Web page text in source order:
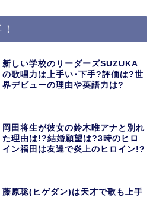
新しい学校のリーダーズSUZUKA
の歌唱力は上手い･下手?評価は?世
界デビューの理由や英語力は?
岡田将生が彼女の鈴木唯アナと別れ
た理由は!?結婚願望は?3時のヒロ
イン福田は友達で炎上のヒロイン!?
藤原聡(ヒゲダン)は天才で歌も上手